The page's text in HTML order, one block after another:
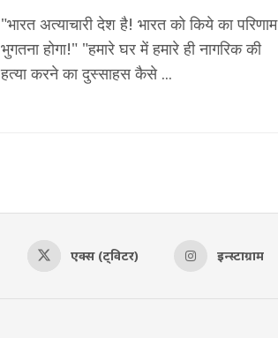
"भारत अत्याचारी देश है! भारत को किये का परिणाम
भुगतना होगा!" "हमारे घर में हमारे ही नागरिक की
हत्या करने का दुस्साहस कैसे ...
एक्स (ट्विटर) इन्स्टाग्राम